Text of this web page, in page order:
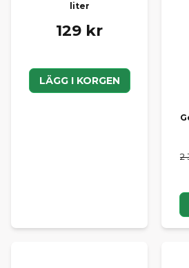
liter
129 kr
LÄGG I KORGEN
2